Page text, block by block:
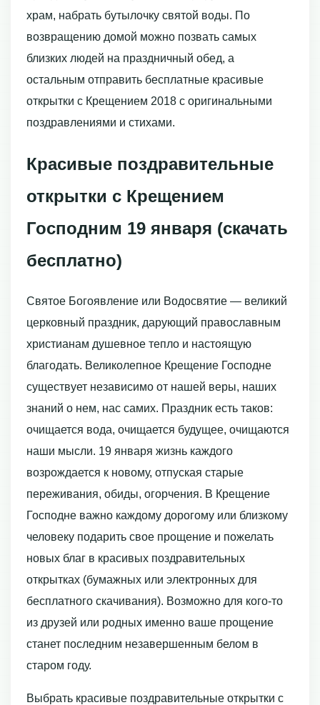
храм, набрать бутылочку святой воды. По
возвращению домой можно позвать самых
близких людей на праздничный обед, а
остальным отправить бесплатные красивые
открытки с Крещением 2018 с оригинальными
поздравлениями и стихами.
Красивые поздравительные
открытки с Крещением
Господним 19 января (скачать
бесплатно)
Святое Богоявление или Водосвятие — великий
церковный праздник, дарующий православным
христианам душевное тепло и настоящую
благодать. Великолепное Крещение Господне
существует независимо от нашей веры, наших
знаний о нем, нас самих. Праздник есть таков:
очищается вода, очищается будущее, очищаются
наши мысли. 19 января жизнь каждого
возрождается к новому, отпуская старые
переживания, обиды, огорчения. В Крещение
Господне важно каждому дорогому или близкому
человеку подарить свое прощение и пожелать
новых благ в красивых поздравительных
открытках (бумажных или электронных для
бесплатного скачивания). Возможно для кого-то
из друзей или родных именно ваше прощение
станет последним незавершенным белом в
старом году.
Выбрать красивые поздравительные открытки с